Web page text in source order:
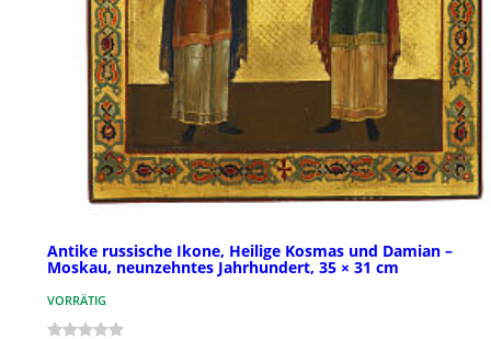
Antike russische Ikone, Heilige Kosmas und Damian –
Moskau, neunzehntes Jahrhundert, 35 × 31 cm
VORRÄTIG